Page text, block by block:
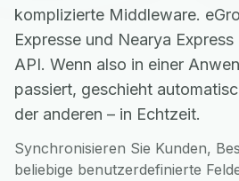
komplizierte Middleware.
Expresse und Nearya
API. Wenn also in einer
passiert, geschieht
der anderen – in Echtzeit.
Synchronisieren Sie Kunden,
beliebige benutzerdefinierte